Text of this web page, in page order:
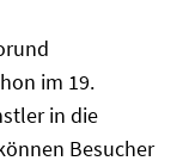
im 19.
in die
Besucher